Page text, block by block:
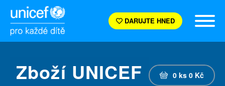
DARUJTE HNED
Zboží UNICEF 0 ks 0 Kč